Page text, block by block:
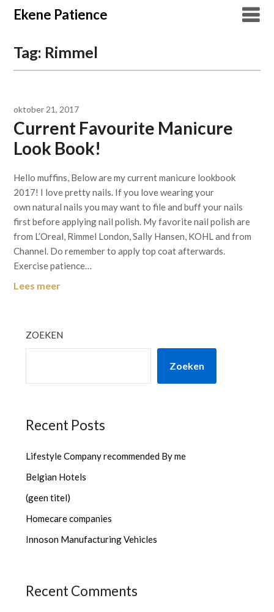
Overslaan
naar
Ekene Patience
Tag: Rimmel
oktober 21, 2017
Current Favourite Manicure
Look Book!
Hello muffins, Below are my current manicure lookbook
2017! I love pretty nails. If you love wearing your
own natural nails you may want to file and buff your nails
first before applying nail polish. My favorite nail polish are
from L’Oreal, Rimmel London, Sally Hansen, KOHL and from
Channel. Do remember to apply top coat afterwards.
Exercise patience…
Lees meer
ZOEKEN
Zoeken
Recent Posts
Lifestyle Company recommended By me
Belgian Hotels
(geen titel)
Homecare companies
Innoson Manufacturing Vehicles
Recent Comments